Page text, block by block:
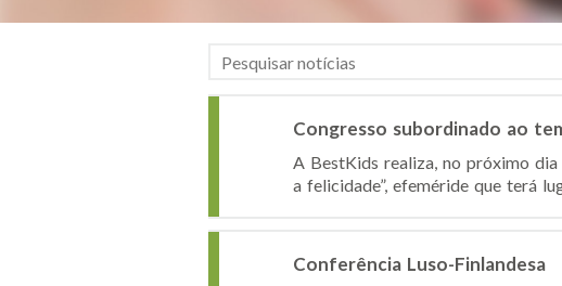
Congresso subordinado ao
A BestKids realiza, no próximo dia
a felicidade”, efeméride que terá
Conferência Luso-Finlandesa